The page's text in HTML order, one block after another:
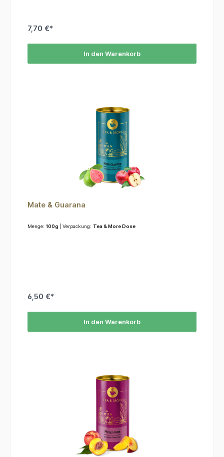
7,70 €*
In den Warenkorb
Mate & Guarana
Menge: 100g | Verpackung: Tea & More Dose
6,50 €*
In den Warenkorb